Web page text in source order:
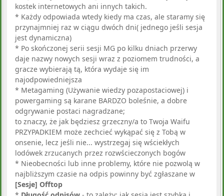
kostek internetowych ani innych takich.
* Każdy odpowiada wtedy kiedy ma czas, ale staramy się
przynajmniej raz w ciągu dwóch dni( jednego jeśli sesja
jest dynamiczna)
* Po skończonej serii sesji MG po kilku dniach przerwy
daje nazwy nowych sesji wraz z poziomem trudności, a
gracze wybierają tą, która wydaje się im
najodpowiedniejsza
* Metagaming (Używanie wiedzy pozapostaciowej) i
powergaming są karane BARDZO boleśnie, a dobre
odgrywanie postaci nagradzane;
to znaczy, że jak będziesz grzeczny/a to Twoja Waifu
PRZYPADKIEM może zechcieć wykąpać się z Tobą w
onsenie, lecz jeśli nie... wystrzegaj się wściekłych
lodówek zrzucanych przez rozwścieczonych bogów
* Nieobecności lub inne problemy, które nie pozwolą w
najbliższym czasie na odpis powinny być zgłaszane w
[Sesje] Offtop